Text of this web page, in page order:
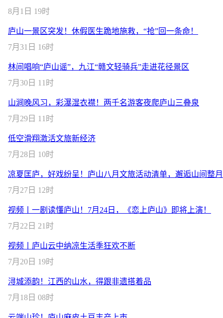
8月1日 19时
庐山一景区突发！休假医生跪地施救，“抢”回一条命！
7月31日 16时
林间唱响“庐山谣”，九江“赣文轻骑兵”走进花径景区
7月30日 11时
山涧晚风习，彩瀑湿衣襟！两千名游客夜爬庐山三叠泉
7月29日 11时
低空滑翔激活文旅新经济
7月28日 10时
凉夏匡庐，好戏纷呈！庐山八月文旅活动清单，邂逅山间整
7月27日 12时
视频丨一剧读懂庐山！7月24日，《恋上庐山》即将上演！
7月22日 21时
视频丨庐山云中纳凉生活季狂欢不断
7月20日 19时
浔城添韵！江西的山水，得跟非遗搭着品
7月18日 08时